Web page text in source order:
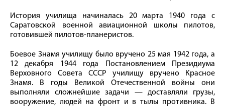
История училища начиналась 20 марта 1940 года с
Саратовской военной авиационной школы пилотов,
готовившей пилотов-планеристов.
Боевое Знамя училищу было вручено 25 мая 1942 года, а
12 декабря 1944 года Постановлением Президиума
Верховного Совета СССР училищу вручено Красное
Знамя. В годы Великой Отечественной войны они
выполняли сложнейшие задачи — доставляли грузы,
вооружение, людей на фронт и в тылы противника. В